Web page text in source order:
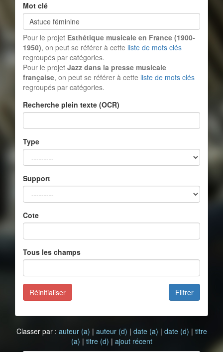
Mot clé
Pour le projet Esthétique musicale en France (1900-
1950), on peut se référer à cette liste de mots clés
regroupés par catégories.
Pour le projet Jazz dans la presse musicale
française, on peut se référer à cette liste de mots clés
regroupés par catégories.
Recherche plein texte (OCR)
Type
Support
Cote
Tous les champs
Filtrer
Réinitialiser
Classer par : auteur (a) | auteur (d) | date (a) | date (d) | titre
(a) | titre (d) | ajout récent